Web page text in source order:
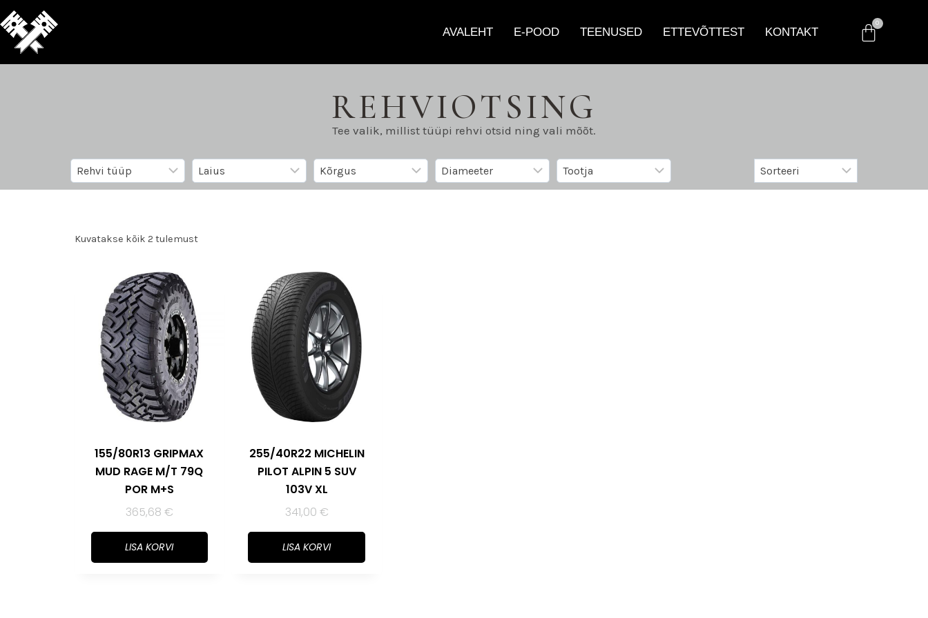
AVALEHT E-POOD TEENUSED ETTEVÕTTEST KONTAKT
REHVIOTSING
Tee valik, millist tüüpi rehvi otsid ning vali mõõt.
Kuvatakse kõik 2 tulemust
155/80R13 GRIPMAX
MUD RAGE M/T 79Q
POR M+S
365,68 €
LISA KORVI
255/40R22 MICHELIN
PILOT ALPIN 5 SUV
103V XL
341,00 €
LISA KORVI